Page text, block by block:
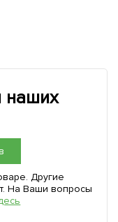
наших
Другие
На Ваши вопросы